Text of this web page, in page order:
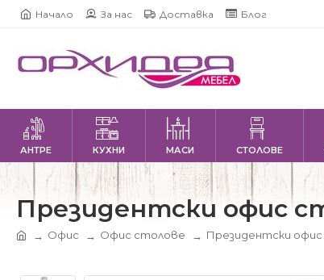
Начало За нас Доставка Блог
АНТРЕ КУХНИ МАСИ СТОЛОВЕ
Офис Офис столове Президентски офис
Президентски офис